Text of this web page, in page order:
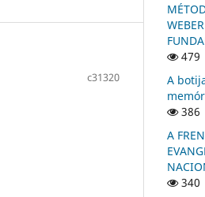
c31320
479
A
386
A
340